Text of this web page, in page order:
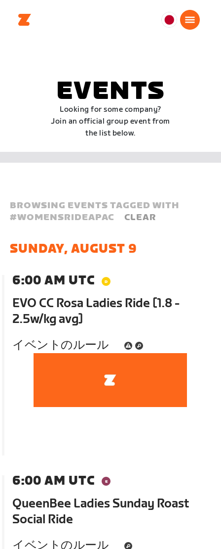
日
EVENTS
Looking for some company?
Join an official group event from
the list below.
BROWSING EVENTS TAGGED WITH
#WOMENSRIDEAPAC CLEAR
SUNDAY, AUGUST 9
6:00 AM UTC
EVO CC Rosa Ladies Ride [1.8 -
2.5w/kg avg]
イベントのルール
6:00 AM UTC
QueenBee Ladies Sunday Roast
Social Ride
イベントのルール